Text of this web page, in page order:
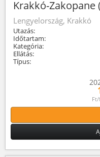
Krakkó-Zakopane
Lengyelország, Krakkó
Utazás:
Időtartam:
Kategória:
Ellátás:
Típus: